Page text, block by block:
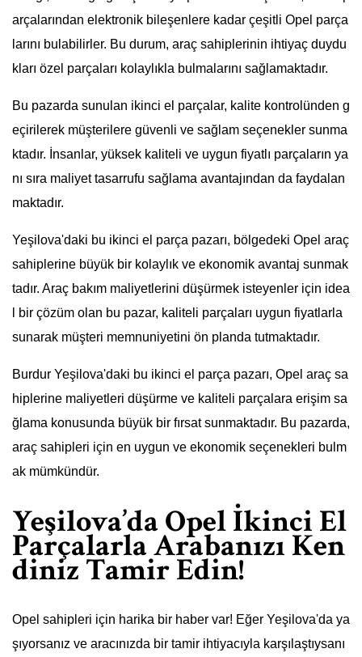
arçalarından elektronik bileşenlere kadar çeşitli Opel parça
larını bulabilirler. Bu durum, araç sahiplerinin ihtiyaç duydu
kları özel parçaları kolaylıkla bulmalarını sağlamaktadır.
Bu pazarda sunulan ikinci el parçalar, kalite kontrolünden g
eçirilerek müşterilere güvenli ve sağlam seçenekler sunma
ktadır. İnsanlar, yüksek kaliteli ve uygun fiyatlı parçaların ya
nı sıra maliyet tasarrufu sağlama avantajından da faydalan
maktadır.
Yeşilova'daki bu ikinci el parça pazarı, bölgedeki Opel araç
sahiplerine büyük bir kolaylık ve ekonomik avantaj sunmak
tadır. Araç bakım maliyetlerini düşürmek isteyenler için idea
l bir çözüm olan bu pazar, kaliteli parçaları uygun fiyatlarla
sunarak müşteri memnuniyetini ön planda tutmaktadır.
Burdur Yeşilova'daki bu ikinci el parça pazarı, Opel araç sa
hiplerine maliyetleri düşürme ve kaliteli parçalara erişim sa
ğlama konusunda büyük bir fırsat sunmaktadır. Bu pazarda,
araç sahipleri için en uygun ve ekonomik seçenekleri bulm
ak mümkündür.
Yeşilova’da Opel İkinci El
Parçalarla Arabanızı Ken
diniz Tamir Edin!
Opel sahipleri için harika bir haber var! Eğer Yeşilova'da ya
şıyorsanız ve aracınızda bir tamir ihtiyacıyla karşılaştıysanı